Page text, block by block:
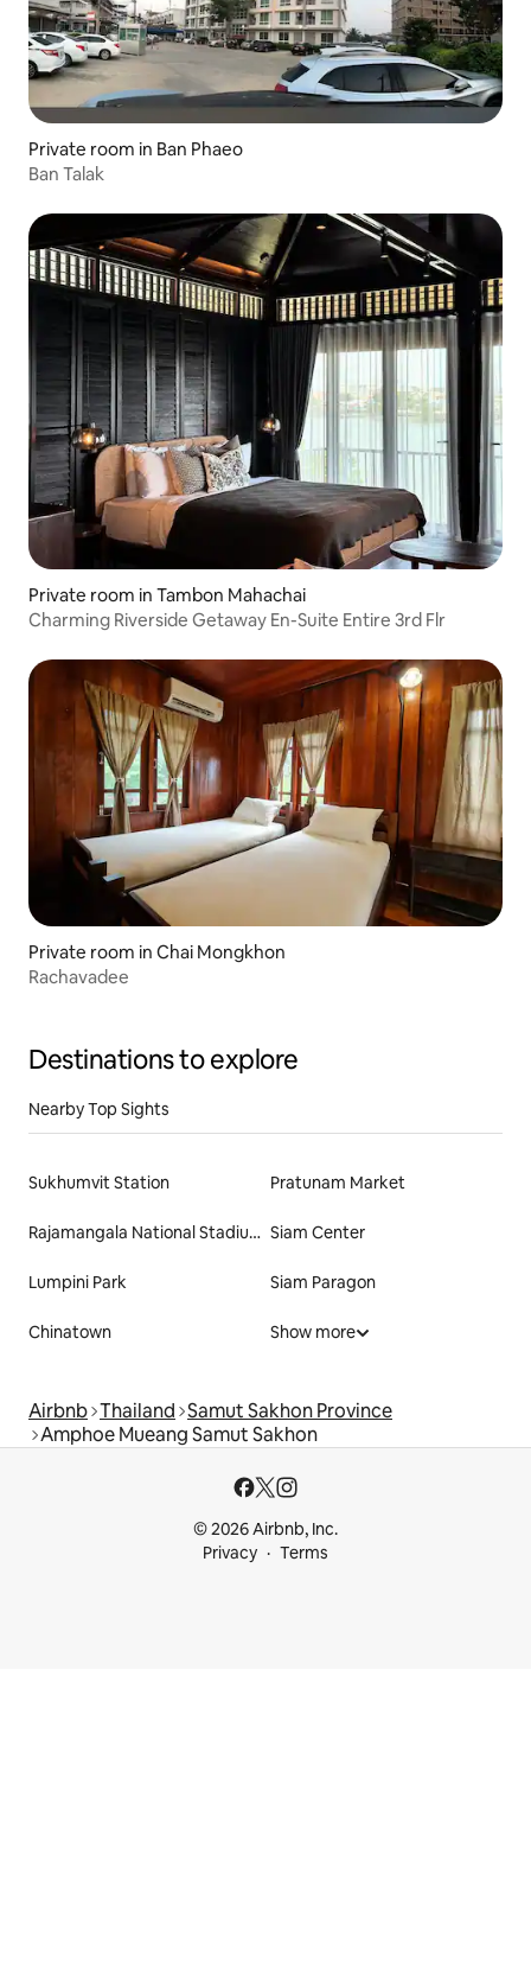
Private room in Ban Phaeo
Ban Talak
Private room in Tambon Mahachai
Charming Riverside Getaway En-Suite Entire 3rd Flr
Private room in Chai Mongkhon
Rachavadee
Destinations to explore
Nearby Top Sights
Sukhumvit Station Pratunam Market
Rajamangala National Stadium Siam Center
Lumpini Park Siam Paragon
Chinatown Show more
Airbnb Thailand Samut Sakhon Province
Amphoe Mueang Samut Sakhon
© 2026 Airbnb, Inc.
Privacy
Terms